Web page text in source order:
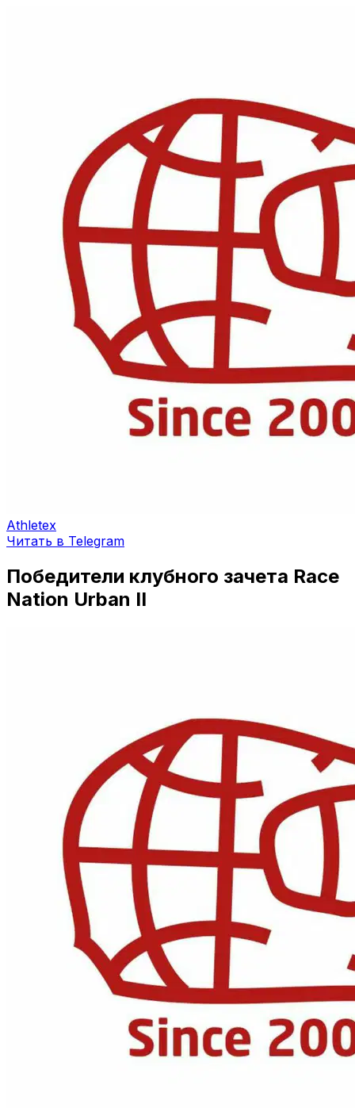
Athletex
Читать в Telegram
Победители клубного зачета Race
Nation Urban II